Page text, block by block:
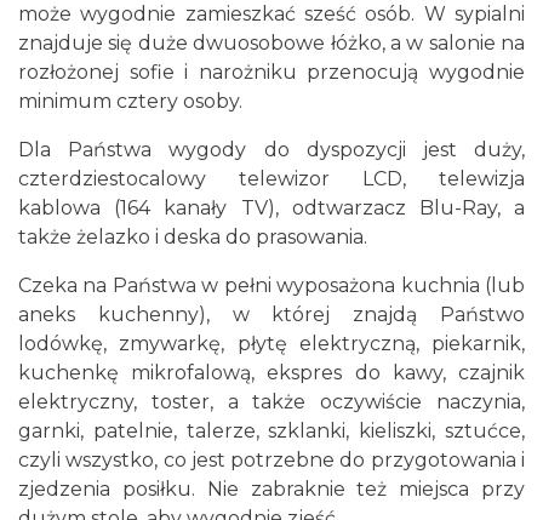
może wygodnie zamieszkać sześć osób. W sypialni
znajduje się duże dwuosobowe łóżko, a w salonie na
rozłożonej sofie i narożniku przenocują wygodnie
minimum cztery osoby.
Dla Państwa wygody do dyspozycji jest duży,
czterdziestocalowy telewizor LCD, telewizja
kablowa (164 kanały TV), odtwarzacz Blu-Ray, a
także żelazko i deska do prasowania.
Czeka na Państwa w pełni wyposażona kuchnia (lub
aneks kuchenny), w której znajdą Państwo
lodówkę, zmywarkę, płytę elektryczną, piekarnik,
kuchenkę mikrofalową, ekspres do kawy, czajnik
elektryczny, toster, a także oczywiście naczynia,
garnki, patelnie, talerze, szklanki, kieliszki, sztućce,
czyli wszystko, co jest potrzebne do przygotowania i
zjedzenia posiłku. Nie zabraknie też miejsca przy